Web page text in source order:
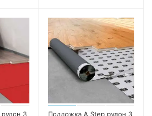
Подложка A Step рулон 3